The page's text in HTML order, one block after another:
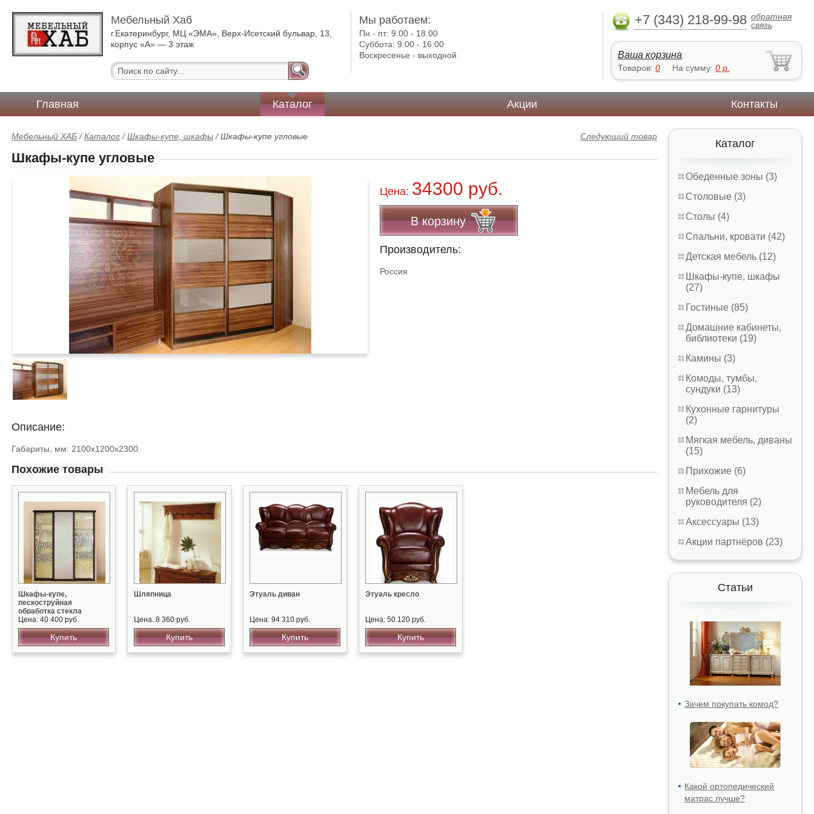
Мебельный Хаб
г.Екатеринбург, МЦ «ЭМА», Верх-Исетский бульвар, 13,
корпус «А» — 3 этаж
Мы работаем:
Пн - пт:9.00 - 18.00
Суббота:9:00 - 16:00
Воскресенье - выходной
+7 (343) 218-99-98 обратная
связь
Ваша корзина:
Товаров: 0 На сумму: 0 р.
Главная Каталог Акции Контакты
Каталог
Обеденные зоны (3)
Столовые (3)
Столы (4)
Спальни, кровати (42)
Детская мебель (12)
Шкафы-купе, шкафы
(27)
Гостиные (85)
Домашние кабинеты,
библиотеки (19)
Камины (3)
Комоды, тумбы,
сундуки (13)
Кухонные гарнитуры
(2)
Мягкая мебель, диваны
(15)
Прихожие (6)
Мебель для
руководителя (2)
Аксессуары (13)
Акции партнёров (23)
Статьи
Зачем покупать комод?
Какой ортопедический
матрас лучше?
Следующий товар
Мебельный ХАБ /Каталог /Шкафы-купе, шкафы /Шкафы-купе угловые
Шкафы-купе угловые
Цена: 34300 руб.
В корзину
Производитель:
Россия
Описание:
Габариты, мм: 2100х1200х2300
Похожие товары
Шкафы-купе,
пескоструйная
обработка стекла
Цена: 40 400 руб.
Купить
Шляпница
Цена: 8 360 руб.
Купить
Этуаль диван
Цена: 94 310 руб.
Купить
Этуаль кресло
Цена: 50 120 руб.
Купить